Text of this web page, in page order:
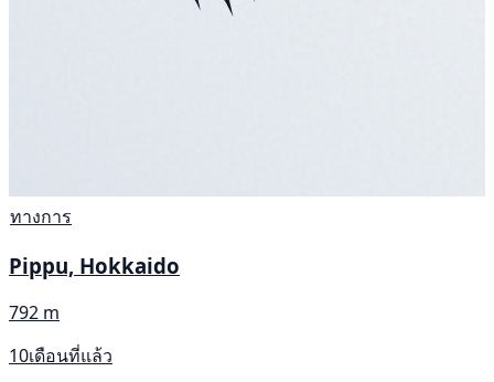
ทางการ
Pippu, Hokkaido
792 m
10เดือนที่แล้ว